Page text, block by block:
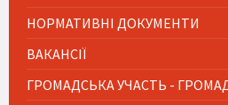
НОРМАТИВНІ ДОКУМЕНТИ
ВАКАНСІЇ
ГРОМАДСЬКА УЧАСТЬ -